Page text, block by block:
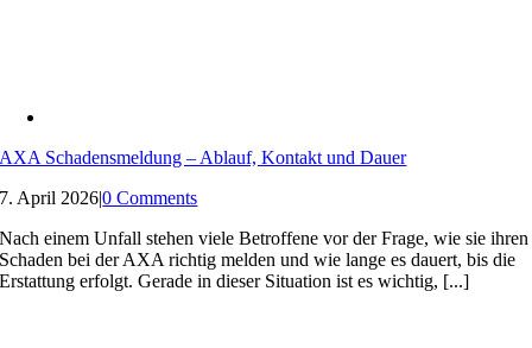
AXA Schadensmeldung – Ablauf, Kontakt und Dauer
7. April 2026|0 Comments
Nach einem Unfall stehen viele Betroffene vor der Frage, wie sie ihren
Schaden bei der AXA richtig melden und wie lange es dauert, bis die
Erstattung erfolgt. Gerade in dieser Situation ist es wichtig, [...]